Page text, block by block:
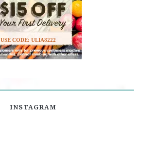
USE CODE: ULIA8222
INSTAGRAM